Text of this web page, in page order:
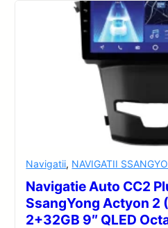
Navigatii, NAVIGATII
Navigatie Auto CC2
SsangYong Actyon 2
2+32GB 9″ QLED